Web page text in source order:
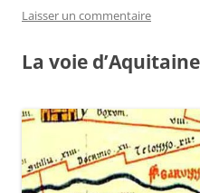
Laisser un commentaire
La voie